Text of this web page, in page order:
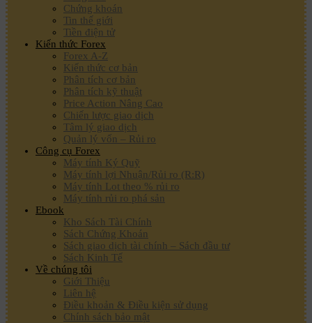
Chứng khoán
Tin thế giới
Tiền điện tử
Kiến thức Forex
Forex A-Z
Kiến thức cơ bản
Phân tích cơ bản
Phân tích kỹ thuật
Price Action Nâng Cao
Chiến lược giao dịch
Tâm lý giao dịch
Quản lý vốn – Rủi ro
Công cụ Forex
Máy tính Ký Quỹ
Máy tính lợi Nhuận/Rủi ro (R:R)
Máy tính Lot theo % rủi ro
Máy tính rủi ro phá sản
Ebook
Kho Sách Tài Chính
Sách Chứng Khoán
Sách giao dịch tài chính – Sách đầu tư
Sách Kinh Tế
Về chúng tôi
Giới Thiệu
Liên hệ
Điều khoản & Điều kiện sử dụng
Chính sách bảo mật